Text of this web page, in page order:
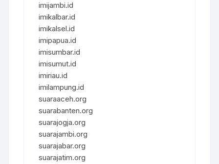
imijambi.id
imikalbar.id
imikalsel.id
imipapua.id
imisumbar.id
imisumut.id
imiriau.id
imilampung.id
suaraaceh.org
suarabanten.org
suarajogja.org
suarajambi.org
suarajabar.org
suarajatim.org